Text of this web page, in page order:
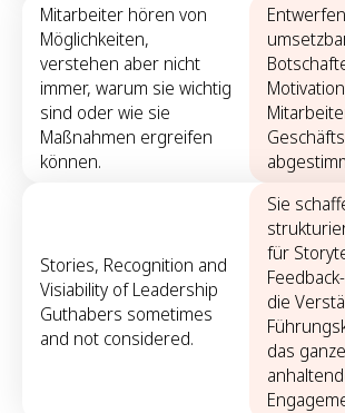
Mitarbeiter hören von
Möglichkeiten,
verstehen aber nicht
immer, warum sie wichtig
sind oder wie sie
Maßnahmen ergreifen
können.
Stories, Recognition and
Visiability of Leadership
Guthabers sometimes
and not considered.
Sie
für
die
das